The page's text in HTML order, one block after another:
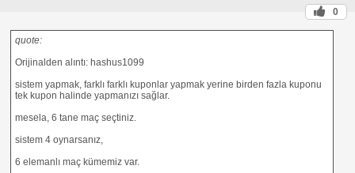
0
quote:
Orijinalden alıntı: hashus1099
sistem yapmak, farklı farklı kuponlar yapmak yerine birden fazla kuponu
tek kupon halinde yapmanızı sağlar.
mesela, 6 tane maç seçtiniz.
sistem 4 oynarsanız,
6 elemanlı maç kümemiz var.